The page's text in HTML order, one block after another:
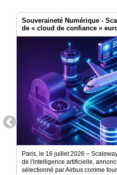
Souveraineté Numérique -
de « cloud de confiance »
Paris, le 16 juillet 2026 –
de l'intelligence artificielle,
sélectionné par Airbus comme